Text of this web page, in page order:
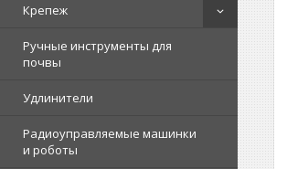
Крепеж
Ручные инструменты для
почвы
Удлинители
Радиоуправляемые машинки
и роботы